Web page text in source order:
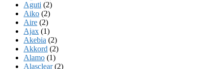
Aguti (2)
Aiko (2)
Aire (2)
Ajax (1)
Akebia (2)
Akkord (2)
Alamo (1)
Alasclear(2)